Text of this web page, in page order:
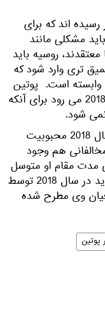
اند که برای
مشکلی مانند
روسیه باید
تری وارد شود که
وابسته است. پوتین
به احتمال زیاد به دور جدید در سال 2018 می رود برای آنکه
شود.
جامعه شناسان گمان می کنند که تا سال 2018 محبوبیت
هم وجود
مدت مقام او متوسل
می شوند. سیگنال هایی برای دور جدید در سال 2018 توسط
وی مطرح شده
پوتین